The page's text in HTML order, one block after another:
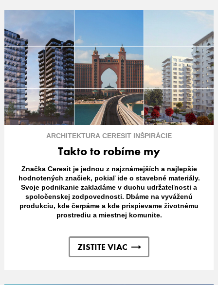
ARCHITEKTURA CERESIT INŠPIRÁCIE
Takto to robíme my
Značka Ceresit je jednou z najznámejších a najlepšie
hodnotených značiek, pokiaľ ide o stavebné materiály.
Svoje podnikanie zakladáme v duchu udržateľnosti a
spoločenskej zodpovednosti. Dbáme na vyváženú
produkciu, kde čerpáme a kde prispievame životnému
prostrediu a miestnej komunite.
ZISTITE VIAC